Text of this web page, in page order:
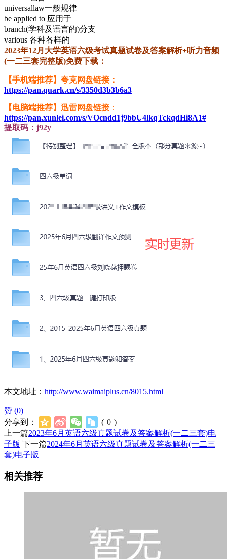
universallaw一般规律
be applied to 应用于
branch(学科及语言的)分支
various 各种各样的
2023年12月大学英语六级考试真题试卷及答案解析+听力音频
(一二三套完整版)免费下载：
【手机端推荐】夸克网盘链接：
https://pan.quark.cn/s/3350d3b3b6a3
【电脑端推荐】迅雷网盘链接：
https://pan.xunlei.com/s/VOcndd1j9bbU4lkqTckqdHi8A1#
提取码：j92y
本文地址： http://www.waimaiplus.cn/8015.html
赞 (0)
分享到：
( 0 )
上一篇2023年6月英语六级真题试卷及答案解析(一二三套)电
子版 下一篇2024年6月英语六级真题试卷及答案解析(一二三
套)电子版
相关推荐